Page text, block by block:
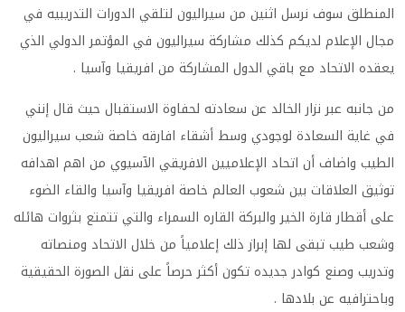
المنطلق سوف نرسل اثنين من سيراليون لتلقي الدورات التدريبيه في
مجال الإعلام لديكم كذلك مشاركة سيراليون في المؤتمر الدولي الذي
يعقده الاتحاد مع باقي الدول المشاركة من افريقيا وآسيا .
من جانبه عبر نزار الخالد عن سعادته لحفاوة الاستقبال حيث قال إنني
في غاية السعادة لوجودي وسط أشقاء افارقه خاصة شعب سيراليون
الطيب واضاف أن اتحاد الإعلاميين الافريقي الآسيوي من اهم اهدافه
توثيق العلاقات بين شعوب العالم خاصة افريقيا وآسيا والقاء الضوء
على أقطار قارة الخير والبركة القاره السمراء والتي تتمتع بثروات هائله
وشعب طيب تبقى لها إبراز ذلك إعلامياً من خلال الاتحاد ومنصاته
وتدريب وصنع كوادر جديده تكون أكثر حرصاً على نقل الصورة الحقيقية
وباحترافيه عن بلادها .